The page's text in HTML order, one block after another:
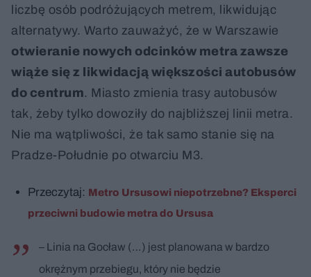
liczbę osób podróżujących metrem, likwidując
alternatywy. Warto zauważyć, że w Warszawie
otwieranie nowych odcinków metra zawsze
wiąże się z likwidacją większości autobusów
do centrum. Miasto zmienia trasy autobusów
tak, żeby tylko dowoziły do najbliższej linii metra.
Nie ma wątpliwości, że tak samo stanie się na
Pradze-Południe po otwarciu M3.
Przeczytaj: Metro Ursusowi niepotrzebne? Eksperci
przeciwni budowie metra do Ursusa
– Linia na Gocław (…) jest planowana w bardzo
okrężnym przebiegu, który nie będzie